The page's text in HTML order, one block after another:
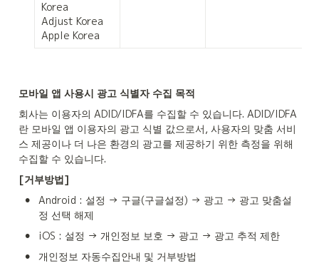
Korea
Adjust Korea
Apple Korea
모바일 앱 사용시 광고 식별자 수집 목적
회사는 이용자의 ADID/IDFA를 수집할 수 있습니다. ADID/IDFA
란 모바일 앱 이용자의 광고 식별 값으로서, 사용자의 맞춤 서비
스 제공이나 더 나은 환경의 광고를 제공하기 위한 측정을 위해
수집할 수 있습니다.
[거부방법]
•
Android : 설정 → 구글(구글설정) → 광고 → 광고 맞춤설
정 선택 해제
• iOS : 설정 → 개인정보 보호 → 광고 → 광고 추적 제한
• 개인정보 자동수집안내 및 거부방법